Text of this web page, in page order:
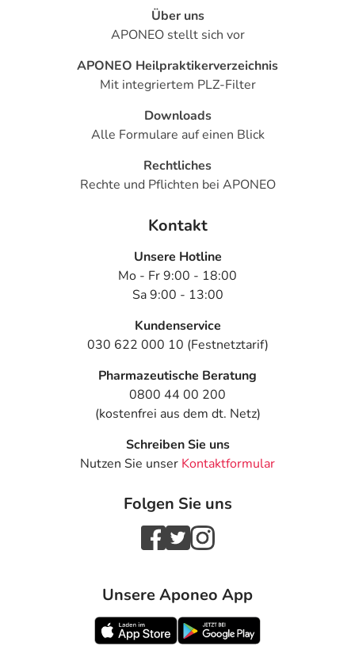
Über uns
APONEO stellt sich vor
APONEO Heilpraktikerverzeichnis
Mit integriertem PLZ-Filter
Downloads
Alle Formulare auf einen Blick
Rechtliches
Rechte und Pflichten bei APONEO
Kontakt
Unsere Hotline
Mo - Fr 9:00 - 18:00
Sa 9:00 - 13:00
Kundenservice
030 622 000 10 (Festnetztarif)
Pharmazeutische Beratung
0800 44 00 200
(kostenfrei aus dem dt. Netz)
Schreiben Sie uns
Nutzen Sie unser Kontaktformular
Folgen Sie uns
Unsere Aponeo App